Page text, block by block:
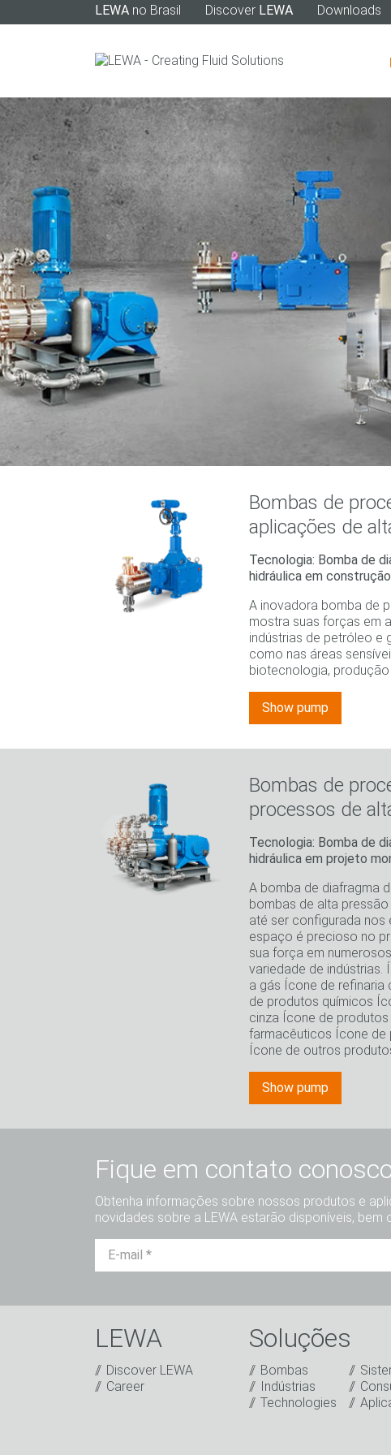
LEWA no Brasil Discover LEWA Downloads
Bombas de
aplicações de
Tecnologia: Bomba de
hidráulica em
A inovadora bomba de
mostra suas forças em
indústrias de petróleo e
como nas áreas
biotecnologia,
Show pump
Bombas de
processos de
Tecnologia: Bomba de
hidráulica em projeto
A bomba de diafragma
bombas de alta
até ser configurada
espaço é precioso no
sua força em
variedade de
a gás Ícone de
de produtos químicos
cinza Ícone de
farmacêuticos Ícone de
Ícone de outros
Show pump
Fique em contato
Obtenha informações sobre nossos produtos e
novidades sobre a LEWA estarão disponíveis,
Captcha
Eu li a declaração de privacidade. Concordo
LEWA
Discover LEWA
Career
Soluções
Bombas
Indústrias
Technologies